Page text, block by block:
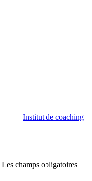
Institut de coaching
Les champs obligatoires